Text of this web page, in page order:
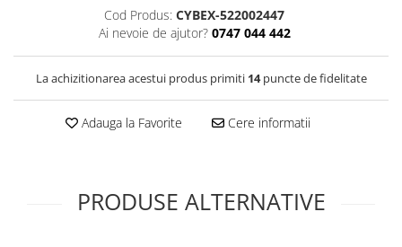
Cod Produs: CYBEX-522002447
Ai nevoie de ajutor? 0747 044 442
La achizitionarea acestui produs primiti 14puncte de fidelitate
Adauga la Favorite Cere informatii
PRODUSE ALTERNATIVE